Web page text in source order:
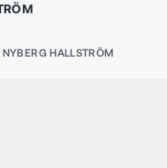
NYBERG HALLSTRÖM